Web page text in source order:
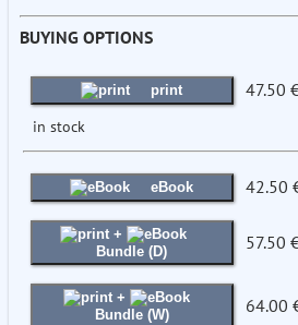
BUYING OPTIONS
print 47.50
in stock
eBook 42.50
+
Bundle (D)
57.50
+
Bundle (W)
64.00